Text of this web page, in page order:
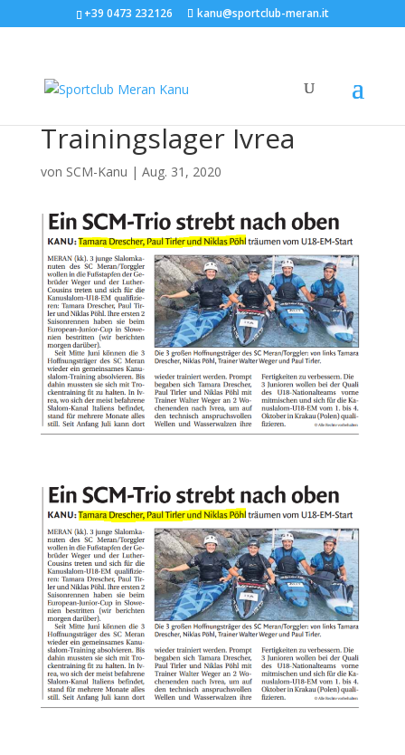
+39 0473 232126 kanu@sportclub-meran.it
Trainingslager Ivrea
von SCM-Kanu | Aug. 31, 2020